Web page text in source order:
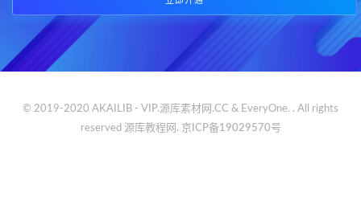
© 2019-2020 AKAILIB - VIP.源库素材网.CC & EveryOne. . All rights
reserved 源库教程网. 京ICP备19029570号